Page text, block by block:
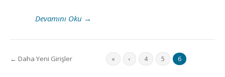
Devamını Oku →
← Daha Yeni Girişler « ‹ 4 5 6